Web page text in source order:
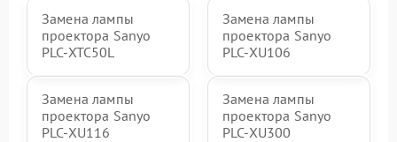
Замена лампы
проектора Sanyo
PLC-XTC50L
Замена лампы
проектора Sanyo
PLC-XU106
Замена лампы
проектора Sanyo
PLC-XU116
Замена лампы
проектора Sanyo
PLC-XU300